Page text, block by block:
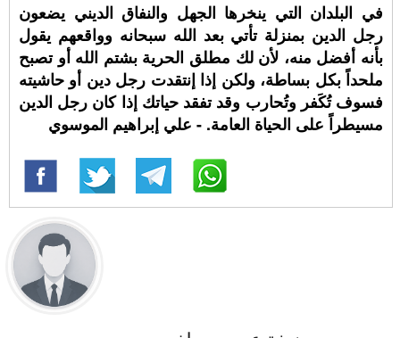
في البلدان التي ينخرها الجهل والنفاق الديني يضعون
رجل الدين بمنزلة تأتي بعد الله سبحانه وواقعهم يقول
بأنه أفضل منه، لأن لك مطلق الحرية بشتم الله أو تصبح
ملحداً بكل بساطة، ولكن إذا إنتقدت رجل دين أو حاشيته
فسوف تُكَفر وتُحارب وقد تفقد حياتك إذا كان رجل الدين
مسيطراً على الحياة العامة. - علي إبراهيم الموسوي